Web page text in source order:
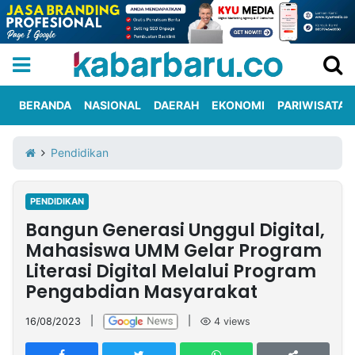
Iklan
Berita
Kami
Nasional
International
Olahraga
Entertainment
Daerah
Pariwisata
Kuliner
Kolom
Network
PT
TREETAN
BERANDA NASIONAL DAERAH EKONOMI PARIWISATA
Pendidikan
PENDIDIKAN
Bangun Generasi Unggul Digital,
Mahasiswa UMM Gelar Program
Literasi Digital Melalui Program
Pengabdian Masyarakat
16/08/2023 4 views